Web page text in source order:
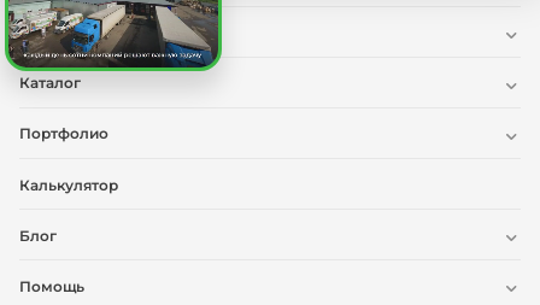
Услуги
Каталог
Портфолио
Калькулятор
Блог
Помощь